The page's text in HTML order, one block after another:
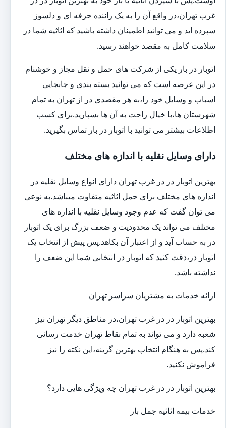
غرب تهران،در واقع آن را به یک راننده حرفه ای و دلسوز
سپرده اید و می توانید اطمینان داشته باشید که اثاثیه شما در
سلامت کامل به مقصد خواهند رسید.
اتوبار در بار یکی از شرکت های حمل و نقل مجاز و خوشنام
در این عرصه است که می توانید بسته بندی و جابجایی
اسباب و وسایل خود را،به هر مقصدی در از تهران به تمام
شهرستان ها،با خیال راحت به آن ها بسپارید.برای کسب
اطلاعات بیشتر می توانید با اتوبار در بار تماس بگیرید.
دارای وسایل نقلیه با اندازه های مختلف
بهترین اتوبار در در غرب تهران دارای انواع وسایل نقلیه در
اندازه های مختلف برای حمل اثاثیه متفاوت می‎باشد.به نوعی
می توان گفت که عدم وجود وسایل نقلیه با اندازه های
مختلف می تواند یک محدودیت و ضعف بزرگ برای یک اتوبار
در به حساب آید و از اعتبار آن بکاهد.پس پیش از انتخاب یک
اتوبار در،دقت کنید که اتوبار در انتخابی شما این ضعف را
نداشته باشد.
ارائه خدمات به مشتریان سراسر تهران
بهترین اتوبار در در غرب تهران،در مناطق دیگر تهران نیز
شعبه دارد و می تواند به تمام نقاط تهران خدمت رسانی
کند.پس به هنگام انتخاب بهترین گزینه،این نکته را نیز
فراموش نکنید.
بهترین اتوبار در در غرب تهران چه ویژگی هایی دارد؟
خدمات بیمه اثاثیه جمل بار